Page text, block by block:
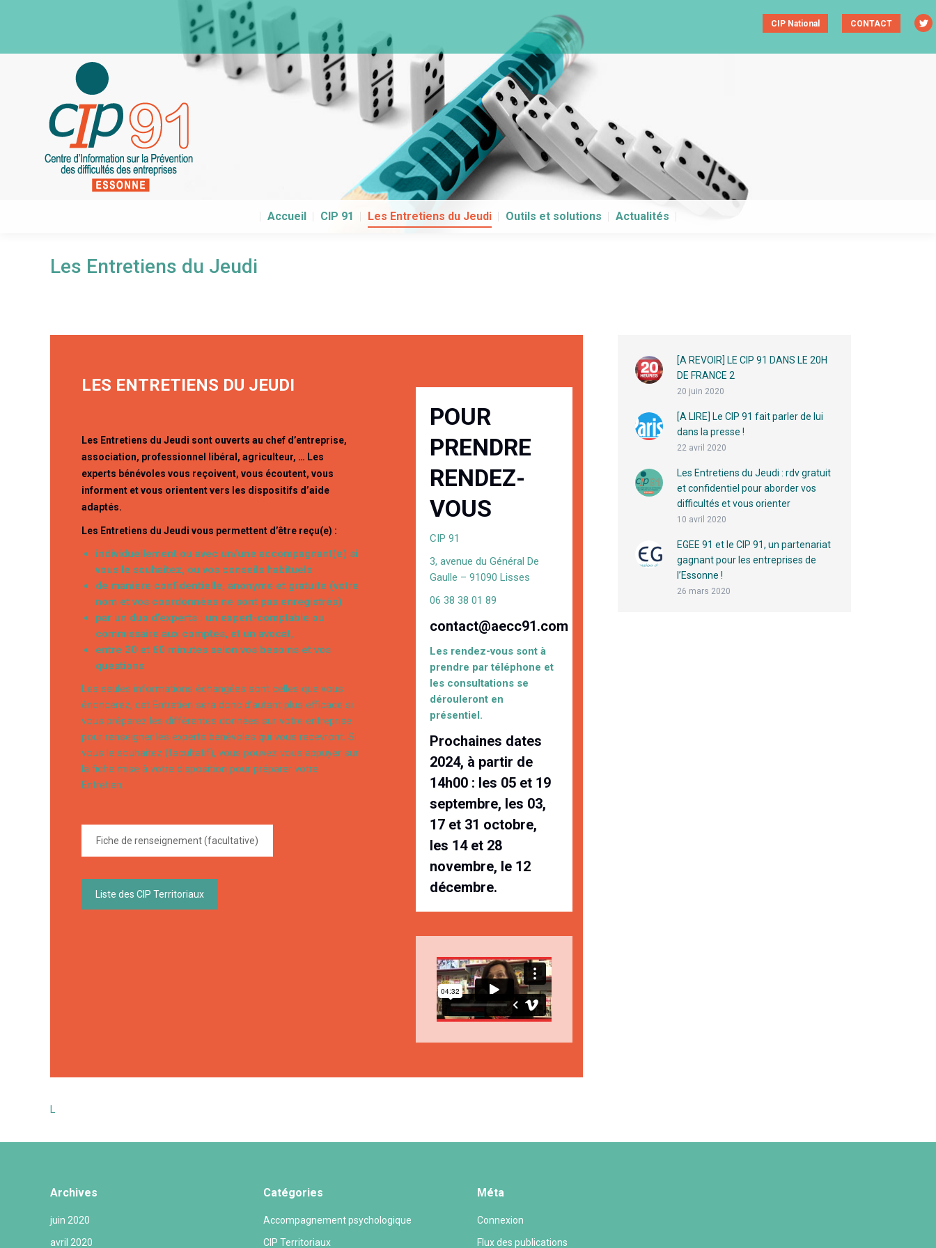
CIP National CONTACT
Accueil CIP 91 Les Entretiens du Jeudi Outils et solutions Actualités
Les Entretiens du Jeudi
LES ENTRETIENS DU JEUDI
Les Entretiens du Jeudi sont ouverts au chef d’entreprise,
association, professionnel libéral, agriculteur, … Les
experts bénévoles vous reçoivent, vous écoutent, vous
informent et vous orientent vers les dispositifs d’aide
adaptés.
Les Entretiens du Jeudi vous permettent d’être reçu(e) :
individuellement ou avec un/une accompagnant(e) si
vous le souhaitez, ou vos conseils habituels
de manière confidentielle, anonyme et gratuite (votre
nom et vos coordonnées ne sont pas enregistrés)
par un duo d’experts : un expert-comptable ou
commissaire aux comptes, et un avocat,
entre 30 et 60 minutes selon vos besoins et vos
questions
Les seules informations échangées sont celles que vous
énoncerez, cet Entretien sera donc d’autant plus efficace si
vous préparez les différentes données sur votre entreprise
pour renseigner les experts bénévoles qui vous recevront. Si
vous le souhaitez (facultatif), vous pouvez vous appuyer sur
la fiche mise à votre disposition pour préparer votre
Entretien.
Fiche de renseignement (facultative)
Liste des CIP Territoriaux
POUR
PRENDRE
RENDEZ-
VOUS
CIP 91
3, avenue du Général De
Gaulle – 91090 Lisses
06 38 38 01 89
contact@aecc91.com
Les rendez-vous sont à
prendre par téléphone et
les consultations se
dérouleront en
présentiel.
Prochaines dates
2024, à partir de
14h00 : les 05 et 19
septembre, les 03,
17 et 31 octobre,
les 14 et 28
novembre, le 12
décembre.
L
[A REVOIR] LE CIP 91 DANS LE 20H
DE FRANCE 2
20 juin 2020
[A LIRE] Le CIP 91 fait parler de lui
dans la presse !
22 avril 2020
Les Entretiens du Jeudi : rdv gratuit
et confidentiel pour aborder vos
difficultés et vous orienter
10 avril 2020
EGEE 91 et le CIP 91, un partenariat
gagnant pour les entreprises de
l’Essonne !
26 mars 2020
Archives
juin 2020
avril 2020
Catégories
Accompagnement psychologique
CIP Territoriaux
Méta
Connexion
Flux des publications
Accueil CIP 91 Outils et solutions